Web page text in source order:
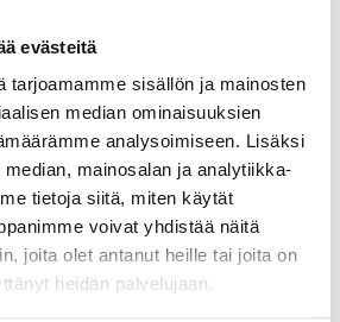
evästeitä
tarjoamamme sisällön ja mainosten
median ominaisuuksien
analysoimiseen. Lisäksi
mainosalan ja analytiikka-
tietoja siitä, miten käytät
voivat yhdistää näitä
joita olet antanut heille tai joita on
heidän palvelujaan.
Vaik­ka Etelä-​Pohjanmaa
lähes sil­män­kan­ta­
on pai­koin mat­kaa, pyö­rii
myös eri­lais­ten
mont­tu­koh­tei­den an­sios­ta.
koot­tu­na…